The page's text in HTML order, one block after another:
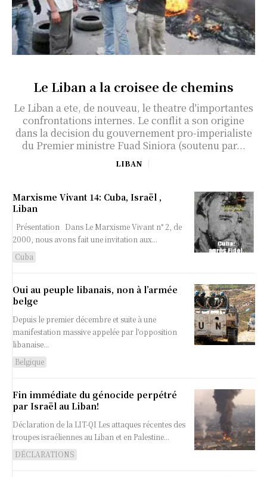
Le Liban a la croisee de chemins
Le Liban a ete, de nouveau, le theatre d'importantes
confrontations internes. Le conflit a son origine
dans la decision du gouvernement pro-imperialiste
du Premier ministre Fuad Siniora (soutenu par...
LIBAN
Marxisme Vivant 14: Cuba, Israël ,
Liban
Présentation Dans Le Marxisme Vivant n° 2, de
2000, nous avons fait une invitation aux...
Cuba
Oui au peuple libanais, non à l’armée
belge
Depuis le premier décembre et suite à une
manifestation massive appelée par l'opposition
libanaise...
Belgique
Fin immédiate du génocide perpétré
par Israël au Liban!
Déclaration de la LIT-QI Les attaques récentes des
troupes israéliennes au Liban et en Palestine...
DÉCLARATIONS